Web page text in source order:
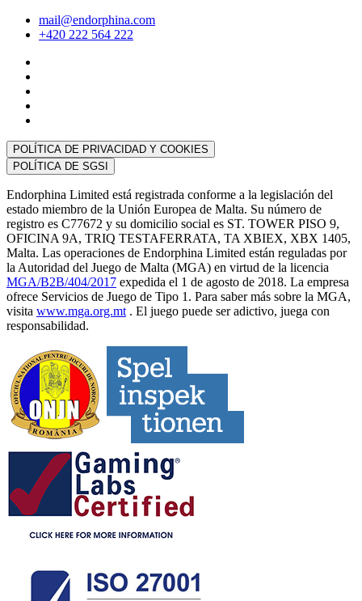
mail@endorphina.com
+420 222 564 222
POLÍTICA DE PRIVACIDAD Y COOKIES
POLÍTICA DE SGSI
Endorphina Limited está registrada conforme a la legislación del
estado miembro de la Unión Europea de Malta. Su número de
registro es C77672 y su domicilio social es ST. TOWER PISO 9,
OFICINA 9A, TRIQ TESTAFERRATA, TA XBIEX, XBX 1405,
Malta. Las operaciones de Endorphina Limited están reguladas por
la Autoridad del Juego de Malta (MGA) en virtud de la licencia
MGA/B2B/404/2017 expedida el 1 de agosto de 2018. La empresa
ofrece Servicios de Juego de Tipo 1. Para saber más sobre la MGA,
visita www.mga.org.mt . El juego puede ser adictivo, juega con
responsabilidad.